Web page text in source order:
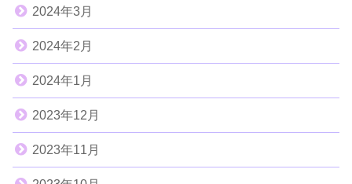
2024年3月
2024年2月
2024年1月
2023年12月
2023年11月